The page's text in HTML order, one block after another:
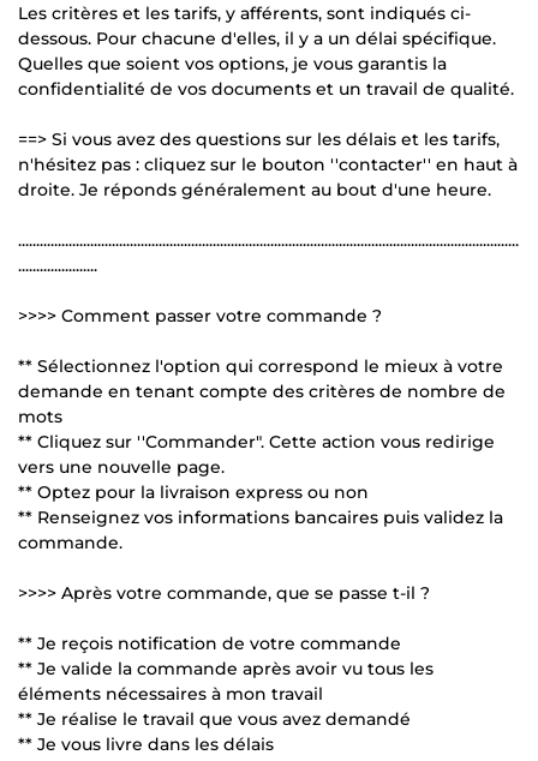
Les critères et les tarifs, y afférents, sont indiqués ci-
dessous. Pour chacune d'elles, il y a un délai spécifique.
Quelles que soient vos options, je vous garantis la
confidentialité de vos documents et un travail de qualité.
==> Si vous avez des questions sur les délais et les tarifs,
n'hésitez pas : cliquez sur le bouton ''contacter'' en haut à
droite. Je réponds généralement au bout d'une heure.
...........................................................................................................................................
......................
>>>> Comment passer votre commande ?
** Sélectionnez l'option qui correspond le mieux à votre
demande en tenant compte des critères de nombre de
mots
** Cliquez sur ''Commander". Cette action vous redirige
vers une nouvelle page.
** Optez pour la livraison express ou non
** Renseignez vos informations bancaires puis validez la
commande.
>>>> Après votre commande, que se passe t-il ?
** Je reçois notification de votre commande
** Je valide la commande après avoir vu tous les
éléments nécessaires à mon travail
** Je réalise le travail que vous avez demandé
** Je vous livre dans les délais